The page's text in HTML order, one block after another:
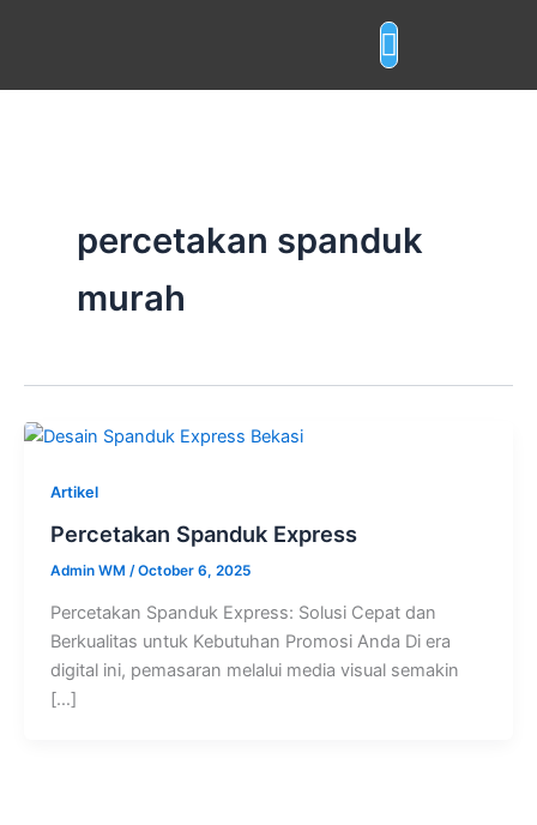
percetakan spanduk
murah
Artikel
Percetakan Spanduk Express
Admin WM /October 6, 2025
Percetakan Spanduk Express: Solusi Cepat dan
Berkualitas untuk Kebutuhan Promosi Anda Di era
digital ini, pemasaran melalui media visual semakin
[…]